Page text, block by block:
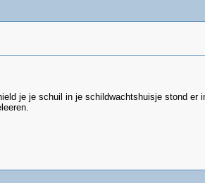
je je schuil in je schildwachtshuisje stond er